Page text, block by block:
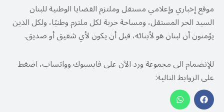
موقع إخباري وإعلامي مستقل وملتزم القضايا الوطنية للبنان
السيد الحر المستقل، ومساحة حرية لكل ملتزم وطنيًا، ولكل الذين
يؤمنون أن لبنان هو لأبنائه، قبل أن يكون لأي شقيق أو صديق.
للإنضمام الى مجموعة ورد الآن على فايسبوك وواتساب، اضغط
على الروابط التالية: